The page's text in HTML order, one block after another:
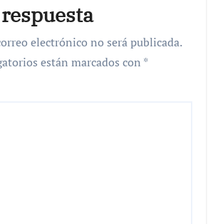
electrónico no será publicada.
están marcados con *